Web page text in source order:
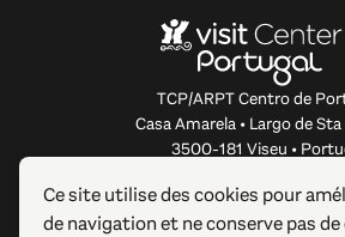
TCP/ARPT Centro de
Casa Amarela • Largo de
3500-181 Viseu •
Ce site utilise des cookies pour
de navigation et ne conserve pas